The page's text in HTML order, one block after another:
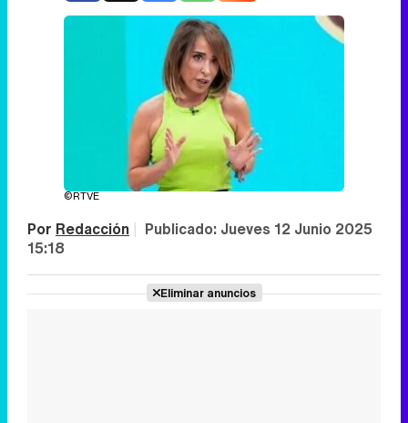
©RTVE
Por Redacción | Publicado: Jueves 12 Junio 2025
15:18
Eliminar anuncios